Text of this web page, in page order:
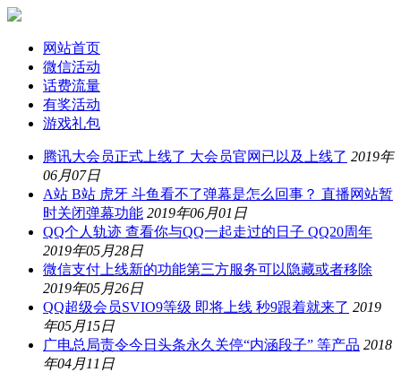
网站首页
微信活动
话费流量
有奖活动
游戏礼包
腾讯大会员正式上线了 大会员官网已以及上线了 2019年
06月07日
A站 B站 虎牙 斗鱼看不了弹幕是怎么回事？ 直播网站暂
时关闭弹幕功能 2019年06月01日
QQ个人轨迹 查看你与QQ一起走过的日子 QQ20周年
2019年05月28日
微信支付上线新的功能第三方服务可以隐藏或者移除
2019年05月26日
QQ超级会员SVIO9等级 即将上线 秒9跟着就来了 2019
年05月15日
广电总局责令今日头条永久关停“内涵段子” 等产品 2018
年04月11日